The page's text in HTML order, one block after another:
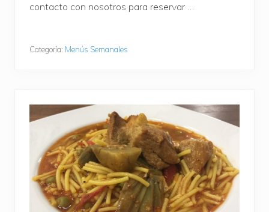
contacto con nosotros para reservar …
Categoría: Menús Semanales